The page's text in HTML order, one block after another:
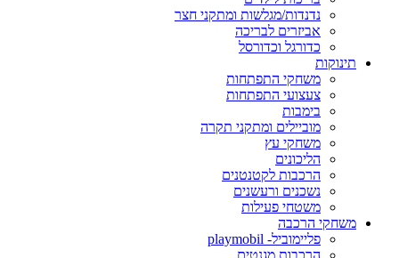
נדנדות/מגלשות ומתקני חצר
אביזרים לבריכה
כדורגל וכדורסל
תינוקות
משחקי התפתחות
צעצועי התפתחות
בימבות
מוביילים ומתקני תקרה
משחקי עץ
הליכונים
הרכבות לקטנטנים
נשכנים ורעשנים
משטחי פעילות
משחקי הרכבה
פליימוביל- playmobil
הרכבות מגנטים